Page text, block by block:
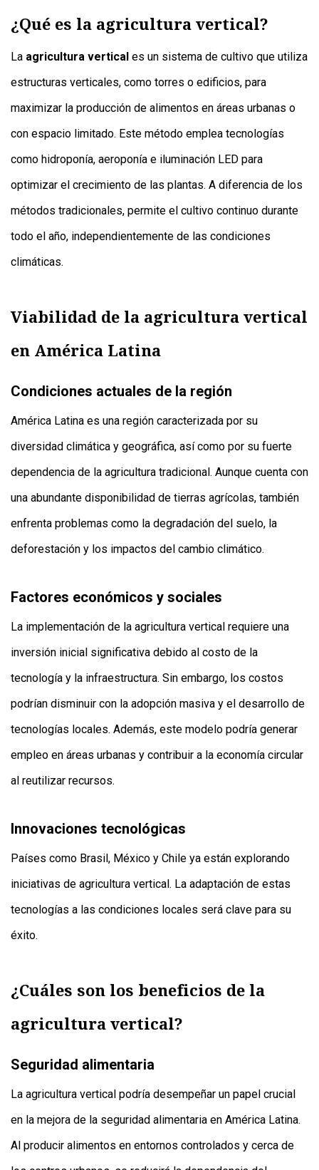
¿Qué es la agricultura vertical?
La agricultura vertical es un sistema de cultivo que utiliza
estructuras verticales, como torres o edificios, para
maximizar la producción de alimentos en áreas urbanas o
con espacio limitado. Este método emplea tecnologías
como hidroponía, aeroponía e iluminación LED para
optimizar el crecimiento de las plantas. A diferencia de los
métodos tradicionales, permite el cultivo continuo durante
todo el año, independientemente de las condiciones
climáticas.
Viabilidad de la agricultura vertical
en América Latina
Condiciones actuales de la región
América Latina es una región caracterizada por su
diversidad climática y geográfica, así como por su fuerte
dependencia de la agricultura tradicional. Aunque cuenta con
una abundante disponibilidad de tierras agrícolas, también
enfrenta problemas como la degradación del suelo, la
deforestación y los impactos del cambio climático.
Factores económicos y sociales
La implementación de la agricultura vertical requiere una
inversión inicial significativa debido al costo de la
tecnología y la infraestructura. Sin embargo, los costos
podrían disminuir con la adopción masiva y el desarrollo de
tecnologías locales. Además, este modelo podría generar
empleo en áreas urbanas y contribuir a la economía circular
al reutilizar recursos.
Innovaciones tecnológicas
Países como Brasil, México y Chile ya están explorando
iniciativas de agricultura vertical. La adaptación de estas
tecnologías a las condiciones locales será clave para su
éxito.
¿Cuáles son los beneficios de la
agricultura vertical?
Seguridad alimentaria
La agricultura vertical podría desempeñar un papel crucial
en la mejora de la seguridad alimentaria en América Latina.
Al producir alimentos en entornos controlados y cerca de